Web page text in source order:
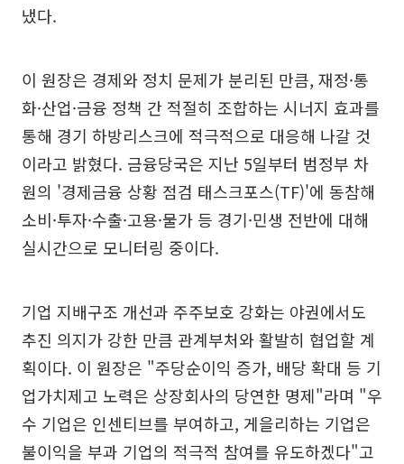
냈다.
이 원장은 경제와 정치 문제가 분리된 만큼, 재정·통
화·산업·금융 정책 간 적절히 조합하는 시너지 효과를
통해 경기 하방리스크에 적극적으로 대응해 나갈 것
이라고 밝혔다. 금융당국은 지난 5일부터 범정부 차
원의 '경제금융 상황 점검 태스크포스(TF)'에 동참해
소비·투자·수출·고용·물가 등 경기·민생 전반에 대해
실시간으로 모니터링 중이다.
기업 지배구조 개선과 주주보호 강화는 야권에서도
추진 의지가 강한 만큼 관계부처와 활발히 협업할 계
획이다. 이 원장은 "주당순이익 증가, 배당 확대 등 기
업가치제고 노력은 상장회사의 당연한 명제"라며 "우
수 기업은 인센티브를 부여하고, 게을리하는 기업은
불이익을 부과 기업의 적극적 참여를 유도하겠다"고